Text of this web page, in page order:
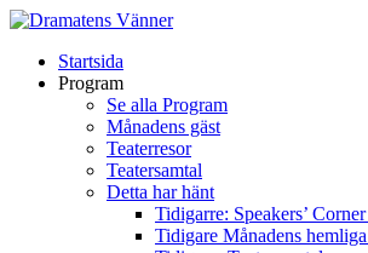
Startsida
Program
Se alla Program
Månadens gäst
Teaterresor
Teatersamtal
Detta har hänt
Tidigarre: Speakers’
Tidigare Månadens